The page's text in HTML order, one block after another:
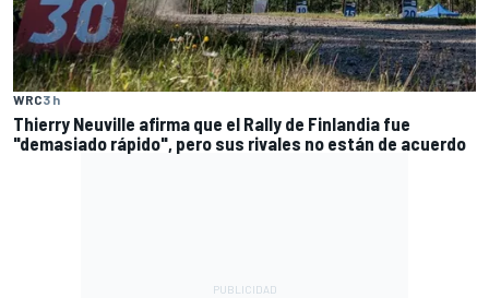
WRC3 h
Thierry Neuville afirma que el Rally de Finlandia fue
"demasiado rápido", pero sus rivales no están de acuerdo